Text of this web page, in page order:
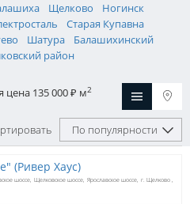
Щелково
Ногинск
Старая Купавна
Шатура
Балашихинский
район
цена 135 000 ₽ м2
По популярности
(Ривер Хаус)
шоссе Щелковское шоссе Ярославское шоссе г. Щелково